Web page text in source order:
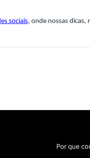
sociais, onde nossas dicas,
Por que